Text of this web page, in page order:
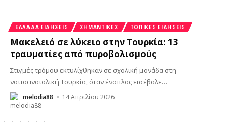
ΕΛΛΆΔΑ ΕΙΔΉΣΕΙΣ ΣΗΜΑΝΤΙΚΈΣ ΤΟΠΙΚΈΣ ΕΙΔΉΣΕΙΣ
Μακελειό σε λύκειο στην Τουρκία: 13
τραυματίες από πυροβολισμούς
Στιγμές τρόμου εκτυλίχθηκαν σε σχολική μονάδα στη
νοτιοανατολική Τουρκία, όταν ένοπλος εισέβαλε…
melodia88 14 Απριλίου 2026